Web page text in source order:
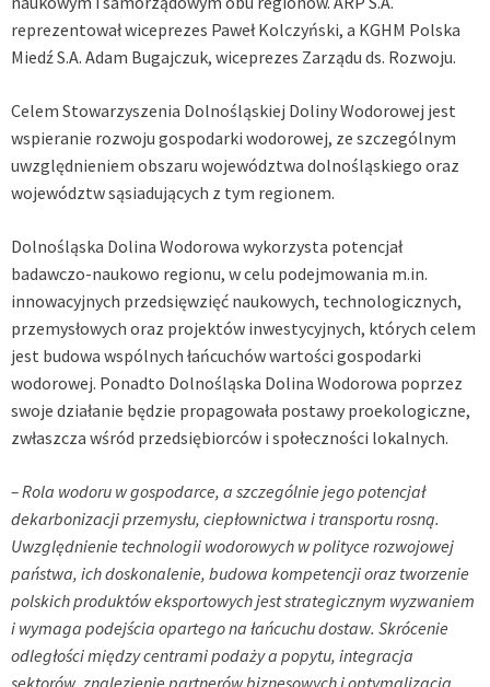
reprezentował wiceprezes Paweł Kolczyński, a KGHM Polska
Miedź S.A. Adam Bugajczuk, wiceprezes Zarządu ds. Rozwoju.
Celem Stowarzyszenia Dolnośląskiej Doliny Wodorowej jest
wspieranie rozwoju gospodarki wodorowej, ze szczególnym
uwzględnieniem obszaru województwa dolnośląskiego oraz
województw sąsiadujących z tym regionem.
Dolnośląska Dolina Wodorowa wykorzysta potencjał
badawczo-naukowo regionu, w celu podejmowania m.in.
innowacyjnych przedsięwzięć naukowych, technologicznych,
przemysłowych oraz projektów inwestycyjnych, których celem
jest budowa wspólnych łańcuchów wartości gospodarki
wodorowej. Ponadto Dolnośląska Dolina Wodorowa poprzez
swoje działanie będzie propagowała postawy proekologiczne,
zwłaszcza wśród przedsiębiorców i społeczności lokalnych.
– Rola wodoru w gospodarce, a szczególnie jego potencjał
dekarbonizacji przemysłu, ciepłownictwa i transportu rosną.
Uwzględnienie technologii wodorowych w polityce rozwojowej
państwa, ich doskonalenie, budowa kompetencji oraz tworzenie
polskich produktów eksportowych jest strategicznym wyzwaniem
i wymaga podejścia opartego na łańcuchu dostaw. Skrócenie
odległości między centrami podaży a popytu, integracja